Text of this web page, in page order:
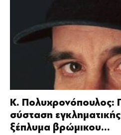
Κ. Πολυχρονόπουλος:
σύσταση
ξέπλυμα βρώμικου...